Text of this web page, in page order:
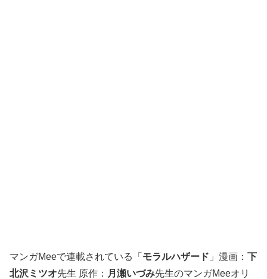
マンガMeeで連載されている「 モラルハザード 」漫画： 下
北沢ミツオ先生 原作： 月瀬いづみ先生のマンガMeeオリ